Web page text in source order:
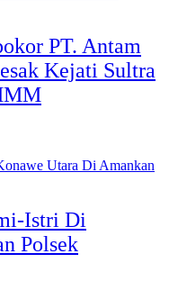
PT. Antam
Kejati Sultra
Istri Di
Polsek